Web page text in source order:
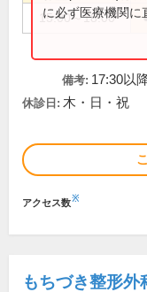
15:00～18:00
に必ず医療機関に
備考: 17:30以
休診日: 木・日・祝
アクセス数※
もちづき整形外